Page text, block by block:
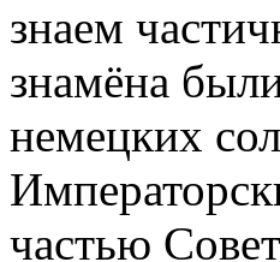
знаем
знамёна
немецких
частью